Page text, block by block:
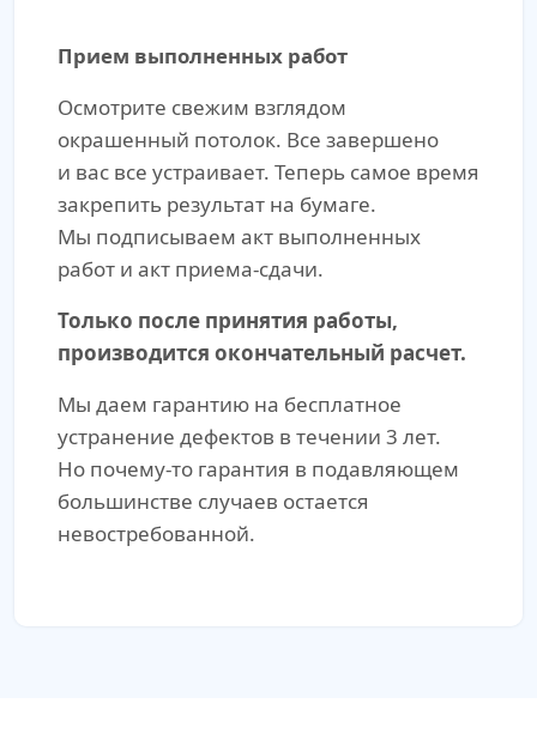
Прием выполненных работ
Осмотрите свежим взглядом
окрашенный потолок. Все завершено
и вас все устраивает. Теперь самое время
закрепить результат на бумаге.
Мы подписываем акт выполненных
работ и акт приема-сдачи.
Только после принятия работы,
производится окончательный расчет.
Мы даем гарантию на бесплатное
устранение дефектов в течении 3 лет.
Но почему-то гарантия в подавляющем
большинстве случаев остается
невостребованной.